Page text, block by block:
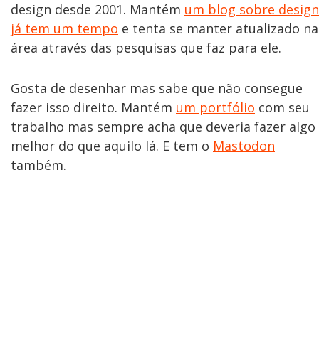
design desde 2001. Mantém um blog sobre design
já tem um tempo e tenta se manter atualizado na
área através das pesquisas que faz para ele.
Gosta de desenhar mas sabe que não consegue
fazer isso direito. Mantém um portfólio com seu
trabalho mas sempre acha que deveria fazer algo
melhor do que aquilo lá. E tem o Mastodon
também.